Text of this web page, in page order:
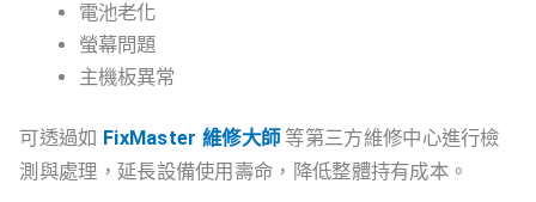
電池老化
螢幕問題
主機板異常
可透過如 FixMaster 維修大師 等第三方維修中心進行檢
測與處理，延長設備使用壽命，降低整體持有成本。